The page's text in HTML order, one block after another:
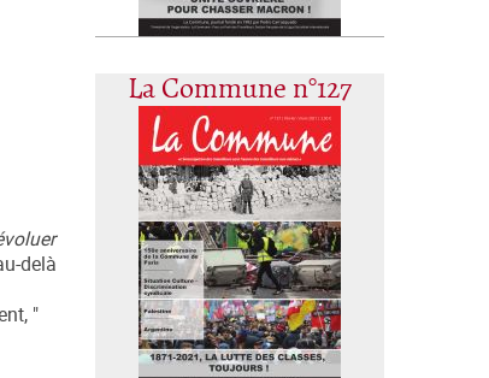
La Commune n°127
delà
"